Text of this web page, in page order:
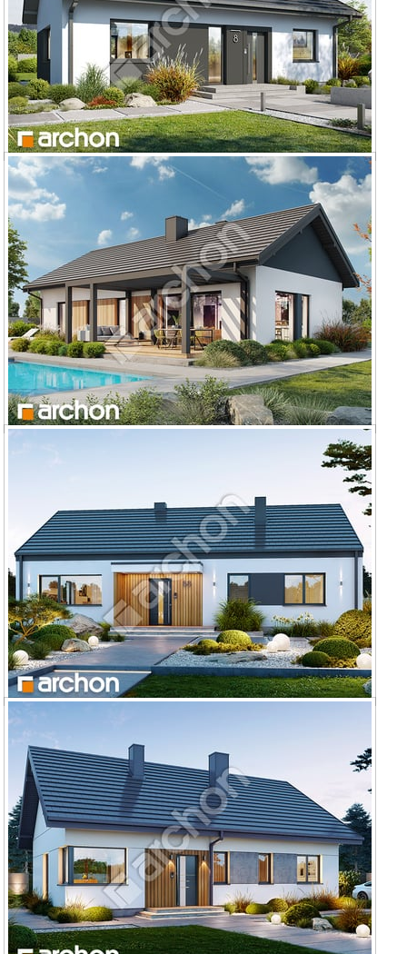
Dom w kruszczykach 21 (E) OZE
Dom w kruszczykach 29 (E)